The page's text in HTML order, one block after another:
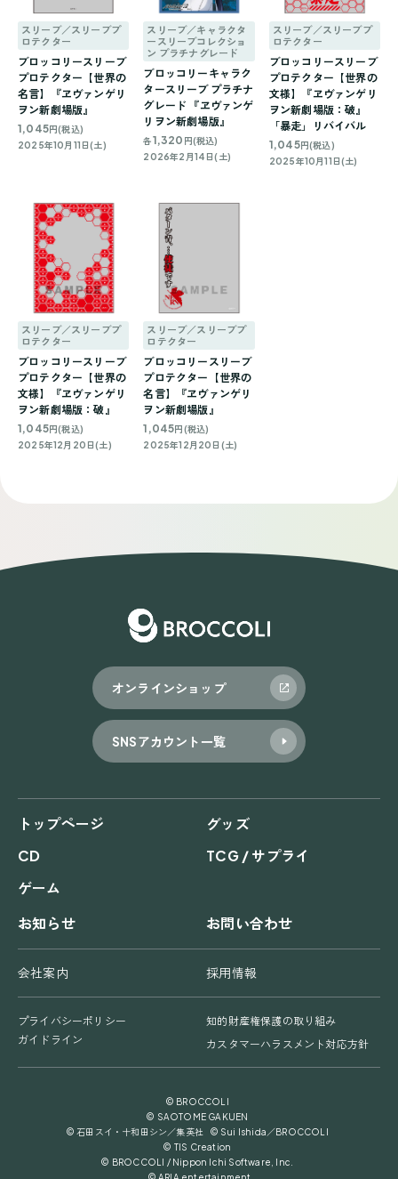
スリーブ／スリーブプ
ロテクター
ブロッコリースリーブ
プロテクター【世界の
名言】『ヱヴァンゲリ
ヲン新劇場版』
1,045円(税込)
2025年10月11日(土)
スリーブ／キャラクタ
ースリーブコレクショ
ン プラチナグレード
ブロッコリーキャラク
タースリーブ プラチナ
グレード 『ヱヴァンゲ
リヲン新劇場版』
各1,320 円(税込)
2026年2月14日(土)
スリーブ／スリーブプ
ロテクター
ブロッコリースリーブ
プロテクター【世界の
文様】『ヱヴァンゲリ
ヲン新劇場版：破』
「暴走」リバイバル
1,045円(税込)
2025年10月11日(土)
スリーブ／スリーブプ
ロテクター
ブロッコリースリーブ
プロテクター【世界の
文様】『ヱヴァンゲリ
ヲン新劇場版：破』
1,045円(税込)
2025年12月20日(土)
スリーブ／スリーブプ
ロテクター
ブロッコリースリーブ
プロテクター【世界の
名言】『ヱヴァンゲリ
ヲン新劇場版』
1,045円(税込)
2025年12月20日(土)
オンラインショップ
SNSアカウント一覧
トップページ
グッズ
CD
TCG / サプライ
ゲーム
お知らせ
お問い合わせ
会社案内 採用情報
プライバシーポリシー
知的財産権保護の取り組み
ガイドライン
カスタマーハラスメント対応方針
© BROCCOLI
© SAOTOME GAKUEN
© 石田スイ・十和田シン／集英社 © Sui Ishida／BROCCOLI
© TIS Creation
© BROCCOLI / Nippon Ichi Software, Inc.